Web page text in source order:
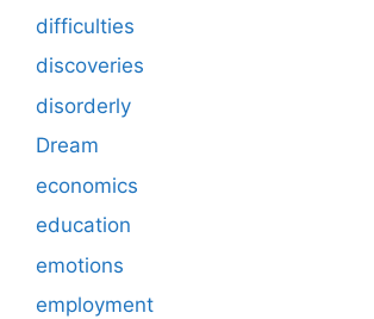
difficulties
discoveries
disorderly
Dream
economics
education
emotions
employment